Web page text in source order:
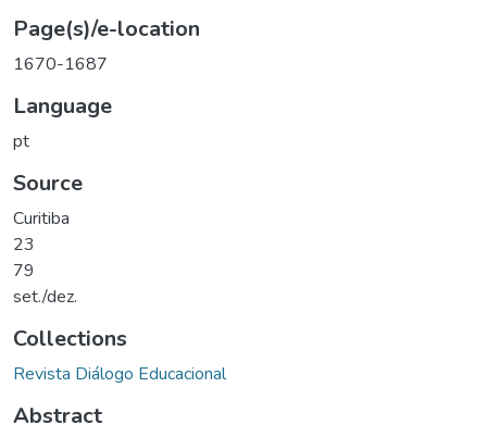
Page(s)/e-location
1670-1687
Language
pt
Source
Curitiba
23
79
set./dez.
Collections
Revista Diálogo Educacional
Abstract